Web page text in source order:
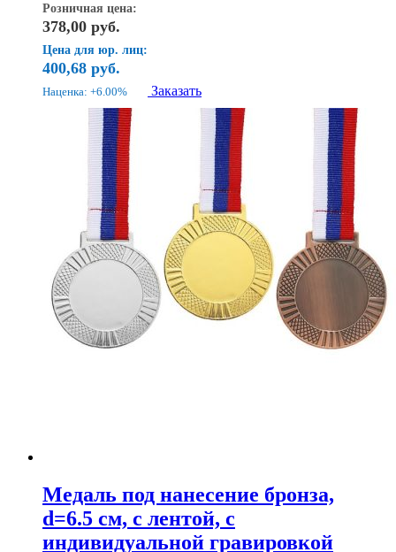
Розничная цена:
378,00 руб.
Цена для юр. лиц:
400,68 руб.
Наценка: +6.00% Заказать
Медаль под нанесение бронза,
d=6.5 см, с лентой, с
индивидуальной гравировкой